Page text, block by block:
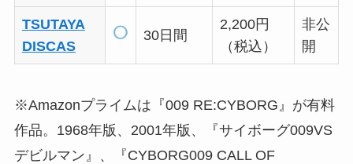
TSUTAYA
DISCAS
30日間
2,200円
（税込）
非公
開
※Amazonプライムは『009 RE:CYBORG』が有料
作品。1968年版、2001年版、『サイボーグ009VS
デビルマン』、『CYBORG009 CALL OF